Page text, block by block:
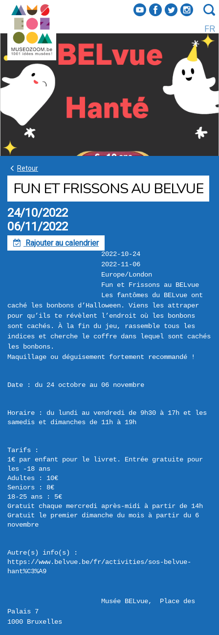
f a b e
FR
k Retour
FUN ET FRISSONS AU BELVUE
24/10/2022
06/11/2022
F Rajouter au calendrier
2022-10-24
2022-11-06
Europe/London
Fun et Frissons au BELvue
Les fantômes du BELvue ont
caché les bonbons d’Halloween. Viens les attraper
pour qu’ils te révèlent l’endroit où les bonbons
sont cachés. À la fin du jeu, rassemble tous les
indices et cherche le coffre dans lequel sont cachés
les bonbons.
Date : du 24 octobre au 06 novembre
Horaire : du lundi au vendredi de 9h30 à 17h et les
samedis et dimanches de 11h à 19h
Tarifs :
1€ par enfant pour le livret. Entrée gratuite pour
les -18 ans
Adultes : 10€
Seniors : 8€
18-25 ans : 5€
Gratuit chaque mercredi après-midi à partir de 14h
Gratuit le premier dimanche du mois à partir du 6
novembre
Autre(s) info(s) :
https://www.belvue.be/fr/activities/sos-belvue-
hant%C3%A9
Musée BELvue,  Place des
Palais 7